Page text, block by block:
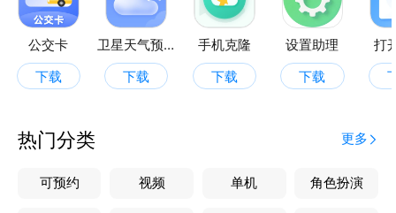
公交卡
下载
卫星天气预报王
下载
手机克隆
下载
设置助理
下载
打
热门分类 更多
可预约 视频 单机 角色扮演